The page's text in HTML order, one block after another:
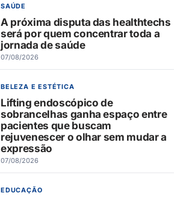
SAÚDE
A próxima disputa das healthtechs
será por quem concentrar toda a
jornada de saúde
07/08/2026
BELEZA E ESTÉTICA
Lifting endoscópico de
sobrancelhas ganha espaço entre
pacientes que buscam
rejuvenescer o olhar sem mudar a
expressão
07/08/2026
EDUCAÇÃO